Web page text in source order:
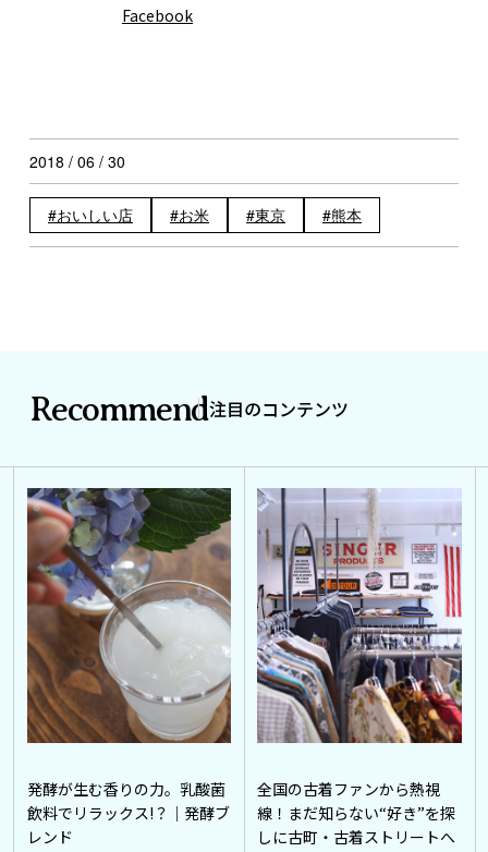
Facebook
2018 / 06 / 30
おいしい店 お米 東京 熊本
Recommend注目のコンテンツ
発酵が生む香りの力。乳酸菌
飲料でリラックス!？｜発酵ブ
レンド
全国の古着ファンから熱視
線！まだ知らない“好き”を探
しに古町・古着ストリートへ